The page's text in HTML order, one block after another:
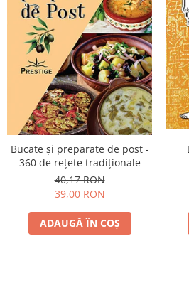
Bucate şi preparate de post -
360 de reţete tradiţionale
40,17 RON
39,00 RON
ADAUGĂ ÎN COȘ